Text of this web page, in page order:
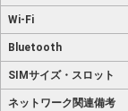
Wi-Fi
Bluetooth
SIMサイズ・スロット
ネットワーク関連備考